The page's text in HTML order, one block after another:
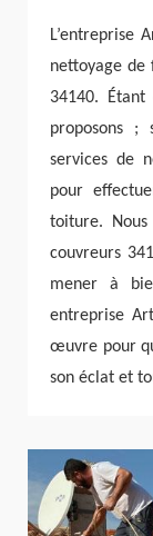
L’entreprise
nettoyage de
34140.
proposons ;
services de
pour
toiture.
couvreurs
mener à
entreprise
œuvre pour
son éclat et